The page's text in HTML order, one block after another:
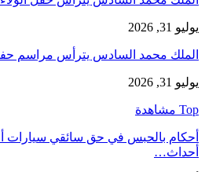
يوليو 31, 2026
الملك محمد السادس يترأس مراسم
يوليو 31, 2026
Top مشاهدة
أحكام بالحبس في حق سائقي سيارات
أحداث…